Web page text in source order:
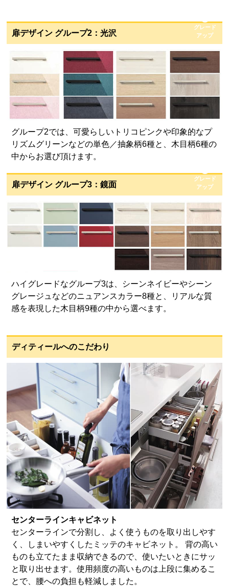
扉デザイン グループ2：光沢
グレード
アップ
グループ2では、可愛らしいトリコピンクや印象的なプ
リズムグリーンなどの単色／抽象柄6種と、木目柄6種の
中からお選び頂けます。
扉デザイン グループ3：鏡面
グレード
アップ
ハイグレードなグループ3は、シーンネイビーやシーン
グレージュなどのニュアンスカラー8種と、リアルな質
感を表現した木目柄9種の中から選べます。
ディティールへのこだわり
センターラインキャビネット
センターラインで分割し、よく使うものを取り出しやす
く、しまいやすくしたミッテのキャビネット。 背の高い
ものも立てたまま収納できるので、使いたいときにサッ
と取り出せます。使用頻度の高いものは上段に集めるこ
とで、腰への負担も軽減しました。